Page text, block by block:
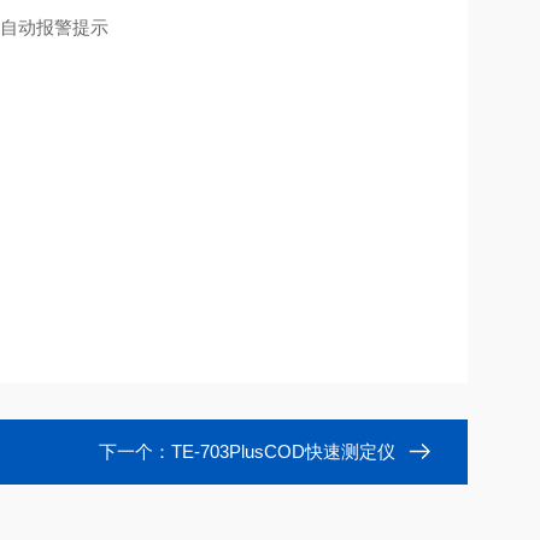
动报警提示
下一个： TE-703PlusCOD快速测定仪